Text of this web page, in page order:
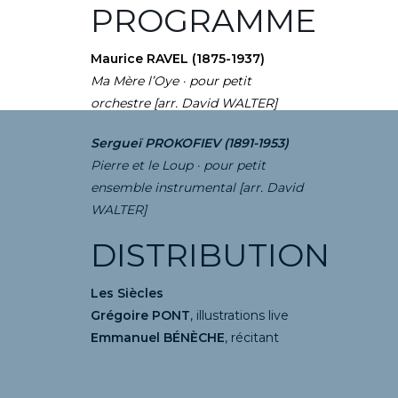
PROGRAMME
Maurice RAVEL (1875-1937)
Ma Mère l’Oye · pour petit
orchestre [arr. David WALTER]
Sergueï PROKOFIEV (1891-1953)
Pierre et le Loup · pour petit
ensemble instrumental [arr. David
WALTER]
DISTRIBUTION
Les Siècles
Grégoire PONT, illustrations live
Emmanuel BÉNÈCHE, récitant